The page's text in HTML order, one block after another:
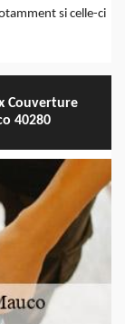
si celle-ci
Couverture
40280